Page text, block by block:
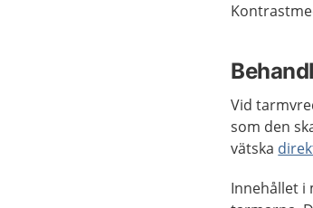
Vid
som den
vätska
Innehållet i